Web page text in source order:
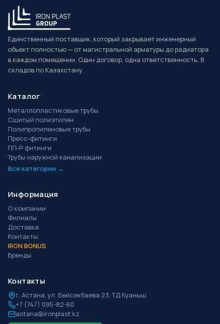
Единственный поставщик, который закрывает инженерный
объект полностью — от магистральной арматуры до радиатора
в каждом помещении. Один договор, одна ответственность. 8
складов по Казахстану.
Каталог
Металлопластиковые трубы
Сшитый полиэтилен
Полипропиленовые трубы
Пресс-фитинги
ПП-Р фитинги
Трубы наружной канализации
Все категории →
Информация
О компании
Филиалы
Доставка
Контакты
IRON BONUS
Бренды
Контакты
г. Астана, ул. Бейсекбаева 23, ТД Куаныш
+7 (747) 095-82-60
astana@ironplast.kz